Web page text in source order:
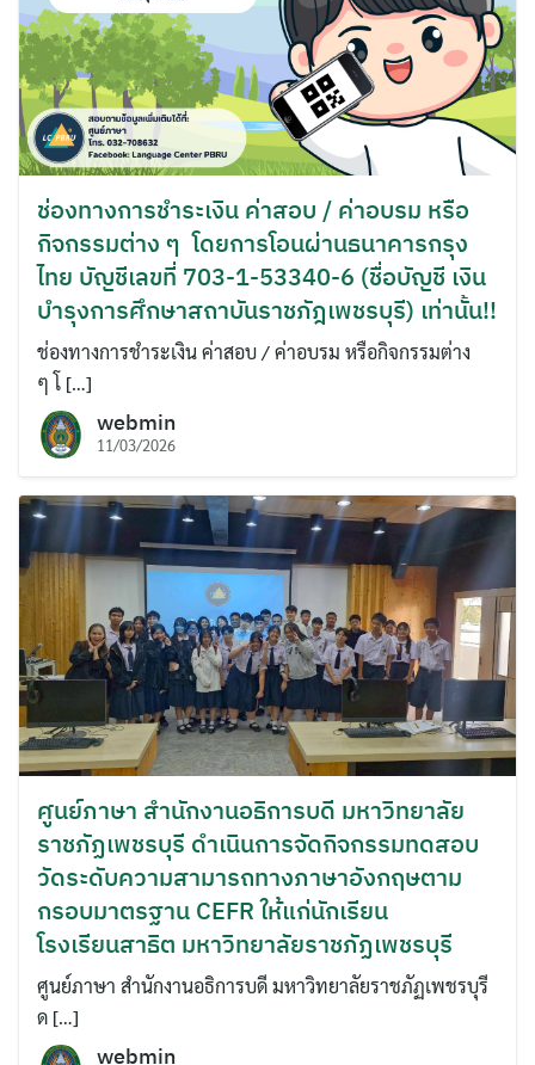
ช่องทางการชำระเงิน ค่าสอบ / ค่าอบรม หรือ
กิจกรรมต่าง ๆ โดยการโอนผ่านธนาคารกรุง
ไทย บัญชีเลขที่ 703-1-53340-6 (ชื่อบัญชี เงิน
บำรุงการศึกษาสถาบันราชภัฎเพชรบุรี) เท่านั้น!!
ช่องทางการชำระเงิน ค่าสอบ / ค่าอบรม หรือกิจกรรมต่าง
ๆ โ […]
webmin
11/03/2026
ศูนย์ภาษา สำนักงานอธิการบดี มหาวิทยาลัย
ราชภัฏเพชรบุรี ดำเนินการจัดกิจกรรมทดสอบ
วัดระดับความสามารถทางภาษาอังกฤษตาม
กรอบมาตรฐาน CEFR ให้แก่นักเรียน
โรงเรียนสาธิต มหาวิทยาลัยราชภัฏเพชรบุรี
ศูนย์ภาษา สำนักงานอธิการบดี มหาวิทยาลัยราชภัฏเพชรบุรี
ด […]
webmin